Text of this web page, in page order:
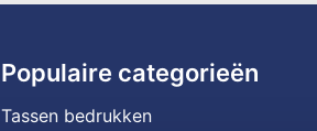
Populaire categorieën
Tassen bedrukken